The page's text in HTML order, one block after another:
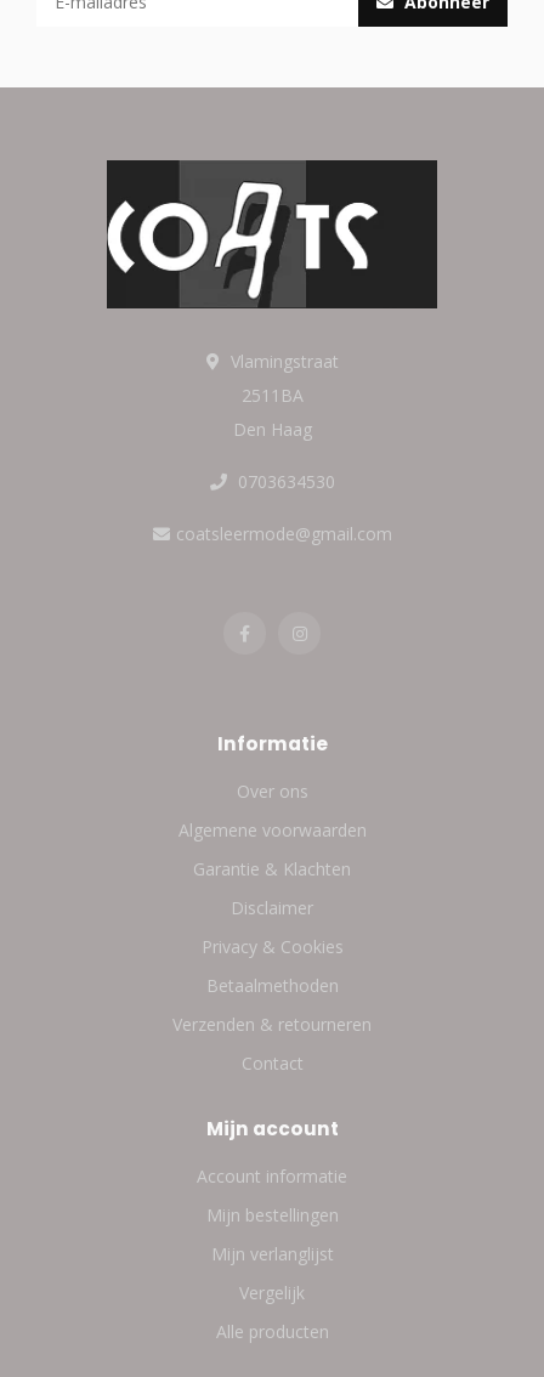
Vlamingstraat
2511BA
Den Haag
0703634530
coatsleermode@gmail.com
Informatie
Over ons
Algemene voorwaarden
Garantie & Klachten
Disclaimer
Privacy & Cookies
Betaalmethoden
Verzenden & retourneren
Contact
Mijn account
Account informatie
Mijn bestellingen
Mijn verlanglijst
Vergelijk
Alle producten